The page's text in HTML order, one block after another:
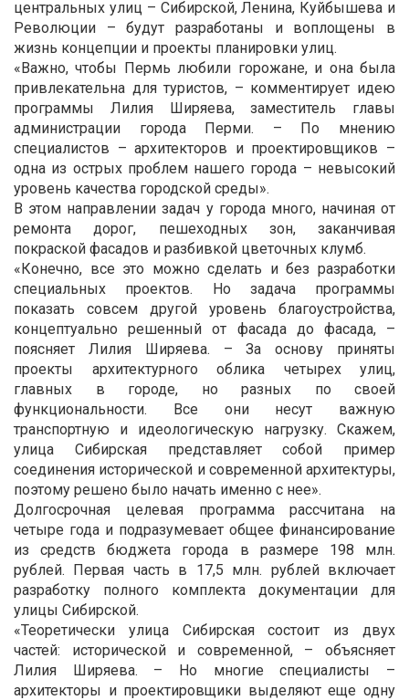
центральных улиц – Сибирской, Ленина, Куйбышева и
Революции – будут разработаны и воплощены в
жизнь концепции и проекты планировки улиц.
«Важно, чтобы Пермь любили горожане, и она была
привлекательна для туристов, – комментирует идею
программы Лилия Ширяева, заместитель главы
администрации города Перми. – По мнению
специалистов – архитекторов и проектировщиков –
одна из острых проблем нашего города – невысокий
уровень качества городской среды».
В этом направлении задач у города много, начиная от
ремонта дорог, пешеходных зон, заканчивая
покраской фасадов и разбивкой цветочных клумб.
«Конечно, все это можно сделать и без разработки
специальных проектов. Но задача программы
показать совсем другой уровень благоустройства,
концептуально решенный от фасада до фасада, –
поясняет Лилия Ширяева. – За основу приняты
проекты архитектурного облика четырех улиц,
главных в городе, но разных по своей
функциональности. Все они несут важную
транспортную и идеологическую нагрузку. Скажем,
улица Сибирская представляет собой пример
соединения исторической и современной архитектуры,
поэтому решено было начать именно с нее».
Долгосрочная целевая программа рассчитана на
четыре года и подразумевает общее финансирование
из средств бюджета города в размере 198 млн.
рублей. Первая часть в 17,5 млн. рублей включает
разработку полного комплекта документации для
улицы Сибирской.
«Теоретически улица Сибирская состоит из двух
частей: исторической и современной, – объясняет
Лилия Ширяева. – Но многие специалисты –
архитекторы и проектировщики выделяют еще одну